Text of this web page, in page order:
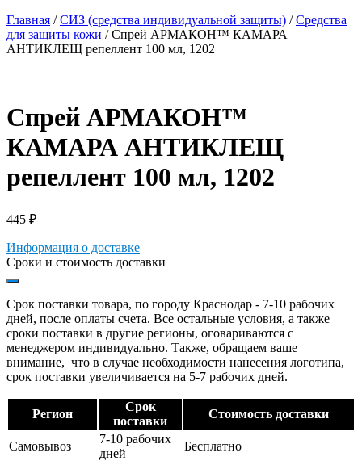
Главная /СИЗ (средства индивидуальной защиты) /Средства
для защиты кожи / Спрей АРМАКОН™ КАМАРА
АНТИКЛЕЩ репеллент 100 мл, 1202
Спрей АРМАКОН™
КАМАРА АНТИКЛЕЩ
репеллент 100 мл, 1202
445 ₽
Информация о доставке
Сроки и стоимость доставки
Срок поставки товара, по городу Краснодар - 7-10 рабочих
дней, после оплаты счета. Все остальные условия, а также
сроки поставки в другие регионы, оговариваются с
менеджером индивидуально. Также, обращаем ваше
внимание, что в случае необходимости нанесения логотипа,
срок поставки увеличивается на 5-7 рабочих дней.
Регион
Срок
поставки
Стоимость доставки
Самовывоз
7-10 рабочих
дней
Бесплатно